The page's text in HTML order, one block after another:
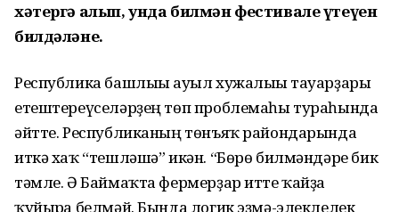
хәтергә алып, унда билмән фестивале үтеүен
билдәләне.
Республика башлығы ауыл хужалығы тауарҙары
етештереүселәрҙең төп проблемаһы тураһында
әйтте. Республиканың төнъяҡ райондарында
иткә хаҡ “тешләшә” икән. “Бөрө билмәндәре бик
тәмле. Ә Баймаҡта фермерҙар итте ҡайҙа
ҡуйырға белмәй. Бында логик эҙмә-элеклелек